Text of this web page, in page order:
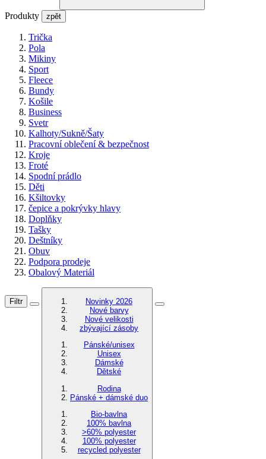
Produkty zpět
Trička
Pola
Mikiny
Sport
Fleece
Bundy
Košile
Business
Svetr
Kalhoty/Sukně/Šaty
Pracovní oblečení & bezpečnost
Kroje
Froté
Spodní prádlo
Děti
Kšiltovky
čepice a pokrývky hlavy
Doplňky
Tašky
Deštníky
Obuv
Podpora prodeje
Obalový Materiál
Filtr
Novinky 2026
Nové barvy
Nové velikosti
zbývající zásoby
Pánské/unisex
Unisex
Dámské
Dětské
Rodina
Pánské + dámské duo
Bio-bavlna
100% bavlna
>60% polyester
100% polyester
recycled polyester